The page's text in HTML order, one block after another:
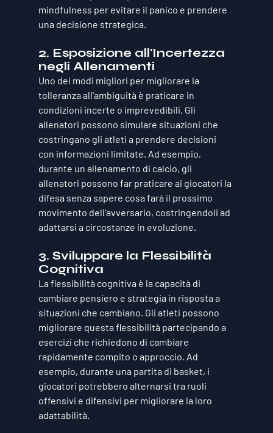
mindfulness per evitare il panico e prendere
una decisione strategica.
2. Esposizione all'Incertezza
negli Allenamenti
Uno dei modi migliori per migliorare la
tolleranza all'ambiguità è praticare in
condizioni incerte o imprevedibili. Gli
allenatori possono simulare situazioni che
costringano gli atleti a prendere decisioni
con informazioni limitate. Ad esempio,
durante un allenamento di calcio, gli
allenatori possono far praticare ai giocatori la
difesa senza sapere cosa farà il prossimo
movimento dell'avversario, costringendoli ad
adattarsi a circostanze in evoluzione.
3. Sviluppare la Flessibilità
Cognitiva
La flessibilità cognitiva è la capacità di
cambiare pensiero e strategia in risposta a
situazioni che cambiano. Gli atleti possono
migliorare questa flessibilità partecipando a
esercizi che richiedono di cambiare
rapidamente compito o approccio. Ad
esempio, durante una partita di basket, i
giocatori potrebbero alternarsi tra ruoli
offensivi e difensivi per migliorare la loro
adattabilità.